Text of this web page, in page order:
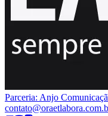
Parceria: Anjo